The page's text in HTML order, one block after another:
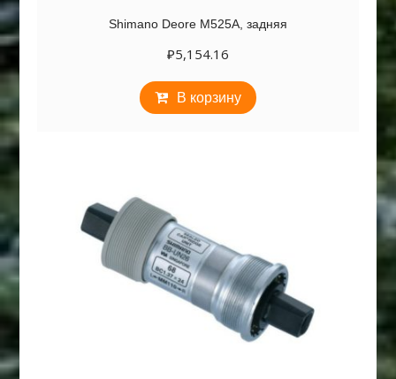
Shimano Deore M525A, задняя
₽5,154.16
В корзину